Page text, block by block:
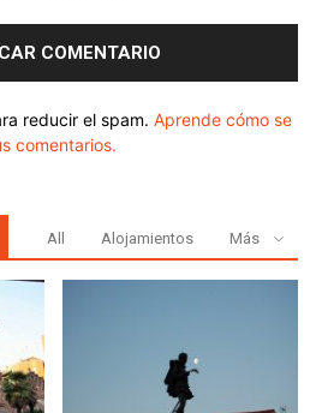
reducir el spam. Aprende cómo se
comentarios.
All Alojamientos Más